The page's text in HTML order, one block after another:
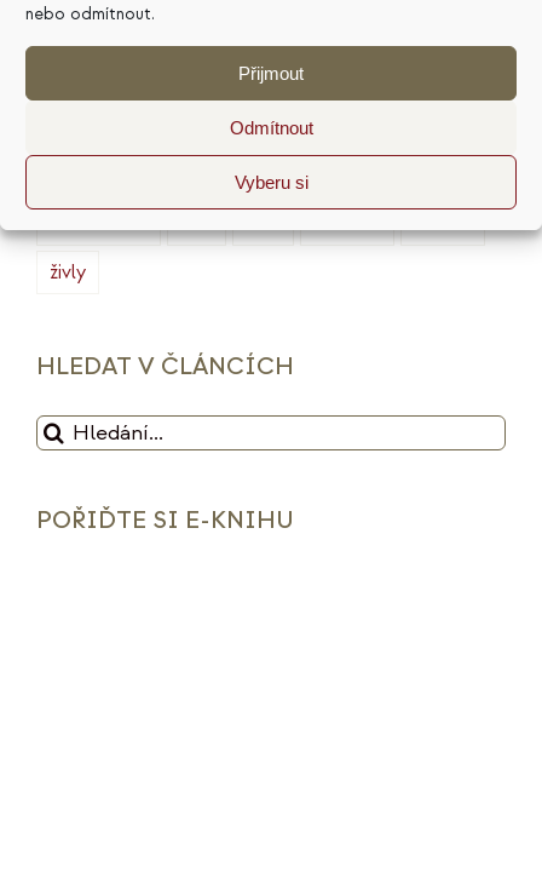
nebo odmítnout.
Přijmout
Odmítnout
Vyberu si
podnikání
psychologie
strategie
živly
HLEDAT V ČLÁNCÍCH
Hledat:
POŘIĎTE SI E-KNIHU